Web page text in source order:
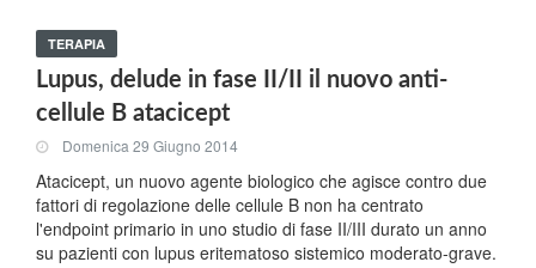
TERAPIA
Lupus, delude in fase II/II il nuovo anti-
cellule B atacicept
Domenica 29 Giugno 2014
Atacicept, un nuovo agente biologico che agisce contro due
fattori di regolazione delle cellule B non ha centrato
l'endpoint primario in uno studio di fase II/III durato un anno
su pazienti con lupus eritematoso sistemico moderato-grave.